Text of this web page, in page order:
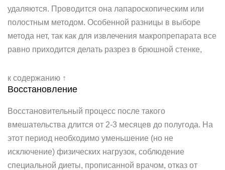
удаляются. Проводится она лапароскопическим или
полостным методом. Особенной разницы в выборе
метода нет, так как для извлечения макропрепарата все
равно приходится делать разрез в брюшной стенке,
к содержанию ↑
Восстановление
Восстановительный процесс после такого
вмешательства длится от 2-3 месяцев до полугода. На
этот период необходимо уменьшение (но не
исключение) физических нагрузок, соблюдение
специальной диеты, прописанной врачом, отказ от